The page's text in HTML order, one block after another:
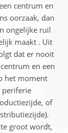
centrum en
oorzaak, dan
ongelijke ruil
maakt . Uit
dat er nooit
en een
het moment
periferie
of
groot wordt,